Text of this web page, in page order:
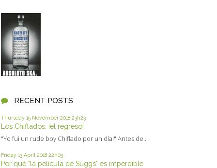
RECENT POSTS
Thursday 15 November 2018 23h23
Los Chiflados: ¡el regreso!
"Yo fui un rude boy Chiflado por un día!" Antes de...
Friday 13 April 2018 22h03
Por qué "la película de Suggs" es imperdible